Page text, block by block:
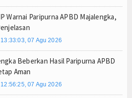
Gagal Juara, Ateng Sutisna Ajak
Majalengka Ajak Ribuan Bobotoh
Barito Utara Hadiri Rakor Pemerintahan
ke Bantul, Pemkab Barito Utara Dalami
Febrianto Tantang Pemuda Majalengka :
PDIP Warnai Paripurna APBD
Warnai Paripurna APBD Majalengka,
13:33:03, 07 Agu 2026
Beberkan Hasil Paripurna APBD
Aman
12:56:25, 07 Agu 2026